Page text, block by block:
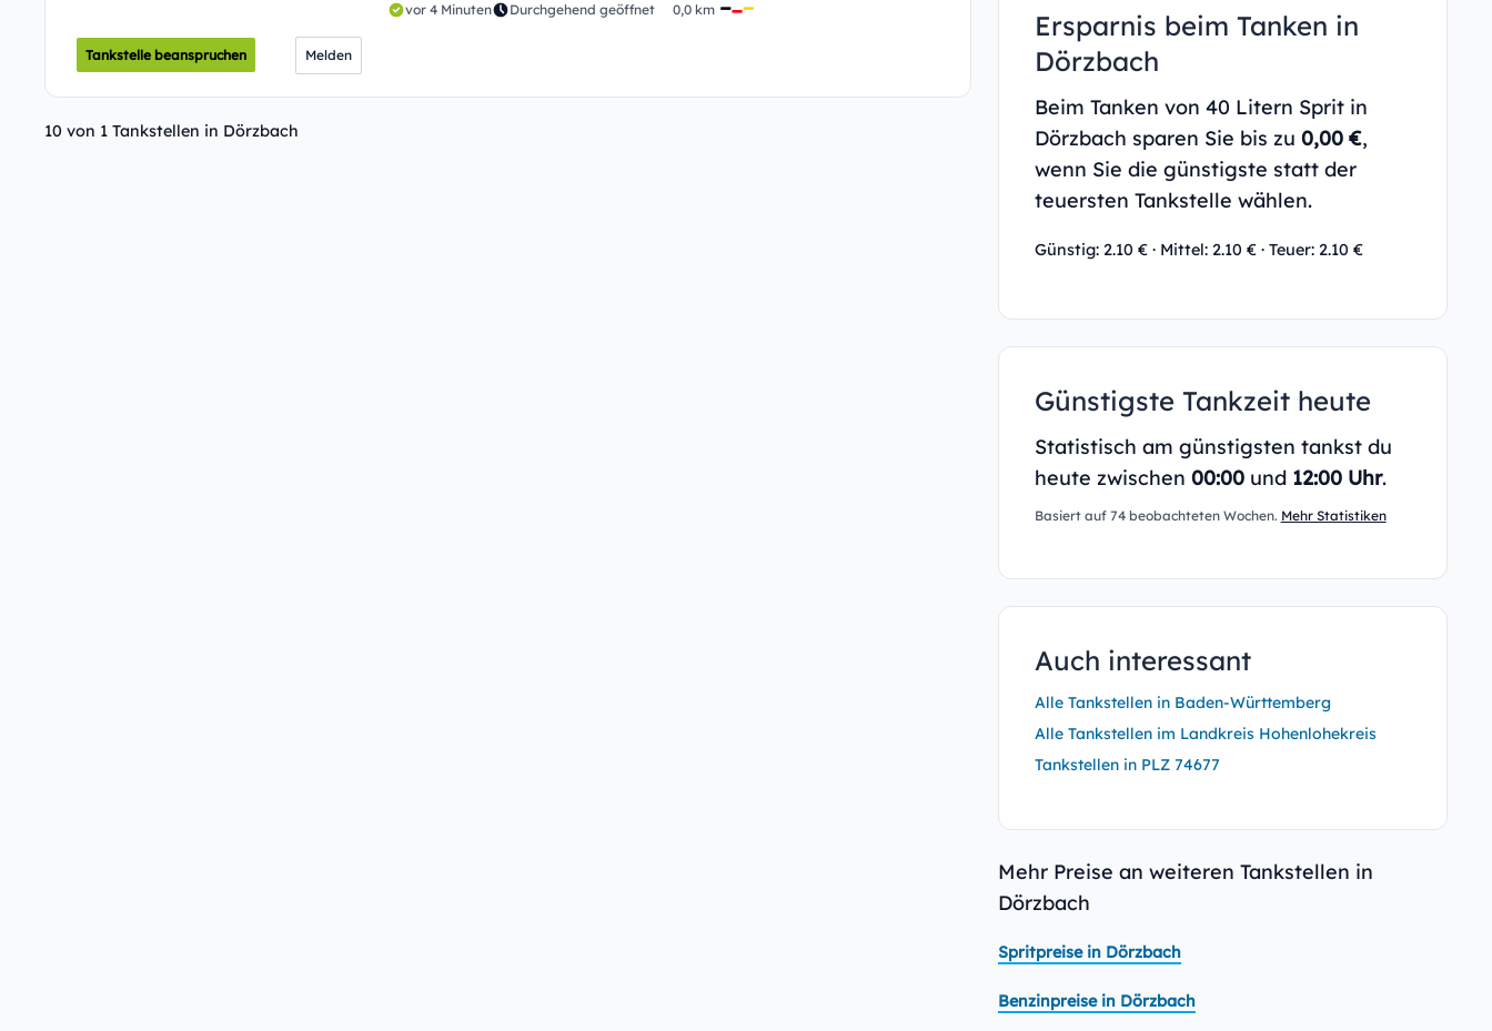
vor 4 Minuten Durchgehend geöffnet 0,0 km
Tankstelle beanspruchen Melden
10 von 1 Tankstellen in Dörzbach
Ersparnis beim Tanken in
Dörzbach
Beim Tanken von 40 Litern Sprit in
Dörzbach sparen Sie bis zu 0,00 €,
wenn Sie die günstigste statt der
teuersten Tankstelle wählen.
Günstig: 2.10 € · Mittel: 2.10 € · Teuer: 2.10 €
Günstigste Tankzeit heute
Statistisch am günstigsten tankst du
heute zwischen 00:00und 12:00 Uhr.
Basiert auf 74 beobachteten Wochen. Mehr Statistiken
Auch interessant
Alle Tankstellen in Baden-Württemberg
Alle Tankstellen im Landkreis Hohenlohekreis
Tankstellen in PLZ 74677
Mehr Preise an weiteren Tankstellen in
Dörzbach
Spritpreise in Dörzbach
Benzinpreise in Dörzbach